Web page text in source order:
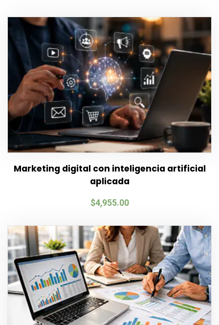
Marketing digital con inteligencia artificial
aplicada
$4,955.00